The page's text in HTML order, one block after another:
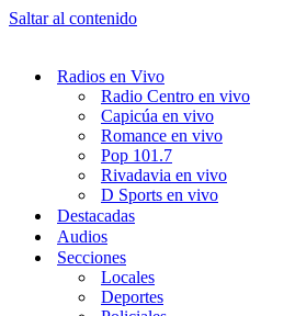
Saltar al contenido
Radios en Vivo
Radio Centro en vivo
Capicúa en vivo
Romance en vivo
Pop 101.7
Rivadavia en vivo
D Sports en vivo
Destacadas
Audios
Secciones
Locales
Deportes